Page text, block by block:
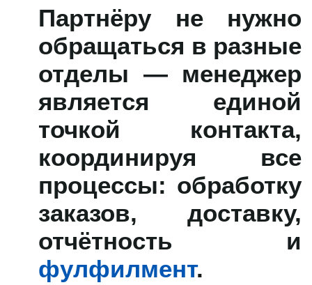
Партнёру не нужно
обращаться в разные
отделы — менеджер
является единой
точкой контакта,
координируя все
процессы: обработку
заказов, доставку,
отчётность и
фулфилмент.